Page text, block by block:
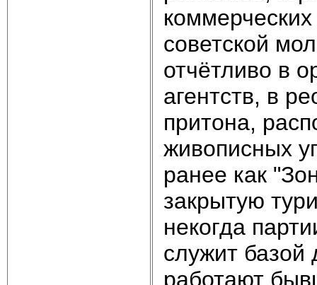
советской
отчётливо в
агентств, в
притона,
живописных
ранее как
закрытую
некогда
служит базой
работают